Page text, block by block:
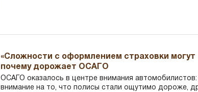
«Сложности с оформлением страховки могут
почему дорожает ОСАГО
ОСАГО оказалось в центре внимания
внимание на то, что полисы стали ощутимо дороже,